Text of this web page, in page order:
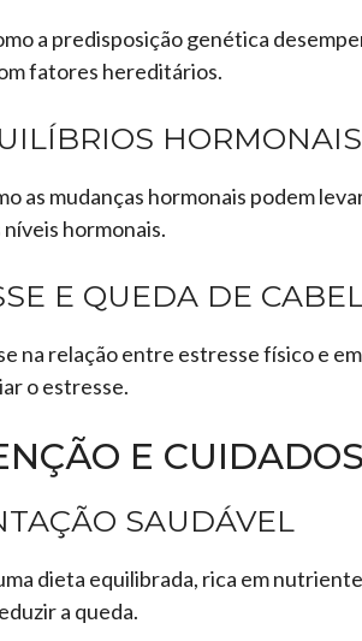
a predisposição genética
fatores hereditários.
HORMONAIS
as mudanças hormonais podem
hormonais.
E QUEDA DE
na relação entre estresse físico e
o estresse.
E
SAUDÁVEL
dieta equilibrada, rica em
a queda.